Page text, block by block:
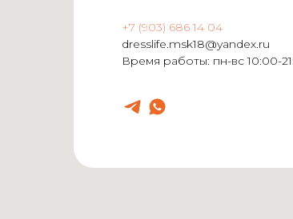
+7 (903) 686 14 04
dresslife.msk18@yandex.ru
Время работы: пн-вс 10:00-